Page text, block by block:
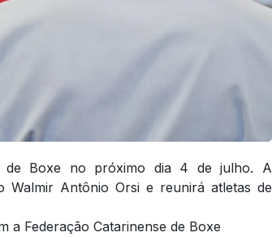
de Boxe no próximo dia 4 de julho. A
Walmir Antônio Orsi e reunirá atletas de
a Federação Catarinense de Boxe